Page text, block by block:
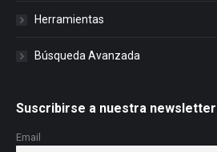
Herramientas
Búsqueda Avanzada
Suscribirse a nuestra newsletter
Email